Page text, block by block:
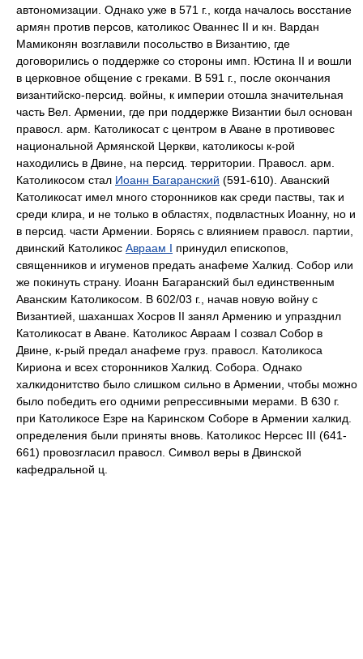
автономизации. Однако уже в 571 г., когда началось восстание
армян против персов, католикос Ованнес II и кн. Вардан
Мамиконян возглавили посольство в Византию, где
договорились о поддержке со стороны имп. Юстина II и вошли
в церковное общение с греками. В 591 г., после окончания
византийско-персид. войны, к империи отошла значительная
часть Вел. Армении, где при поддержке Византии был основан
правосл. арм. Католикосат с центром в Аване в противовес
национальной Армянской Церкви, католикосы к-рой
находились в Двине, на персид. территории. Правосл. арм.
Католикосом стал Иоанн Багаранский (591-610). Аванский
Католикосат имел много сторонников как среди паствы, так и
среди клира, и не только в областях, подвластных Иоанну, но и
в персид. части Армении. Борясь с влиянием правосл. партии,
двинский Католикос Авраам I принудил епископов,
священников и игуменов предать анафеме Халкид. Собор или
же покинуть страну. Иоанн Багаранский был единственным
Аванским Католикосом. В 602/03 г., начав новую войну с
Византией, шаханшах Хосров II занял Армению и упразднил
Католикосат в Аване. Католикос Авраам I созвал Собор в
Двине, к-рый предал анафеме груз. правосл. Католикоса
Кириона и всех сторонников Халкид. Собора. Однако
халкидонитство было слишком сильно в Армении, чтобы можно
было победить его одними репрессивными мерами. В 630 г.
при Католикосе Езре на Каринском Соборе в Армении халкид.
определения были приняты вновь. Католикос Нерсес III (641-
661) провозгласил правосл. Символ веры в Двинской
кафедральной ц.